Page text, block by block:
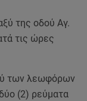
της οδού Αγ.
τις ώρες
των λεωφόρων
(2) ρεύματα